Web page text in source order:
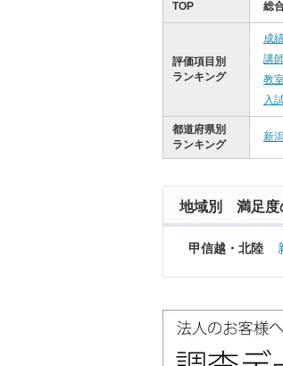
TOP 総
評価項目別
ランキング
成
講
教
入
都道府県別
ランキング
新
地域別 満足度
甲信越・北陸